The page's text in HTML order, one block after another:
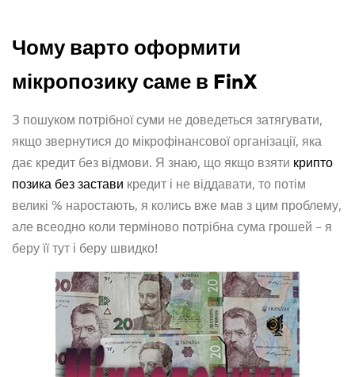
Чому варто оформити
мікропозику саме в FinX
З пошуком потрібної суми не доведеться затягувати,
якщо звернутися до мікрофінансової організації, яка
дає кредит без відмови. Я знаю, що якщо взяти крипто
позика без застави кредит і не віддавати, то потім
великі % наростають, я колись вже мав з цим проблему,
але всеодно коли терміново потрібна сума грошей – я
беру її тут і беру швидко!